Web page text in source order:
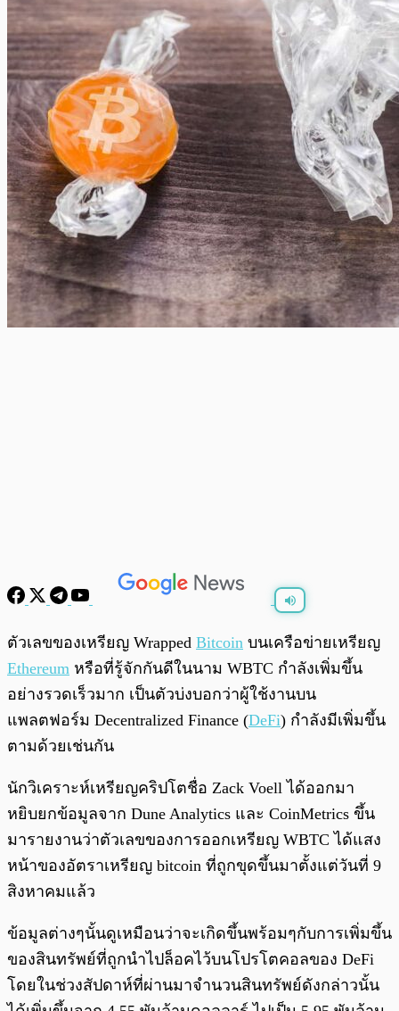
0:00 0:00
ตัวเลขของเหรียญ Wrapped Bitcoin บนเครือข่ายเหรียญ
Ethereum หรือที่รู้จักกันดีในนาม WBTC กำลังเพิ่มขึ้น
อย่างรวดเร็วมาก เป็นตัวบ่งบอกว่าผู้ใช้งานบน
แพลตฟอร์ม Decentralized Finance (DeFi) กำลังมีเพิ่มขึ้น
ตามด้วยเช่นกัน
นักวิเคราะห์เหรียญคริปโตชื่อ Zack Voell ได้ออกมา
หยิบยกข้อมูลจาก Dune Analytics และ CoinMetrics ขึ้น
มารายงานว่าตัวเลขของการออกเหรียญ WBTC ได้แสง
หน้าของอัตราเหรียญ bitcoin ที่ถูกขุดขึ้นมาตั้งแต่วันที่ 9
สิงหาคมแล้ว
ข้อมูลต่างๆนั้นดูเหมือนว่าจะเกิดขึ้นพร้อมๆกับการเพิ่มขึ้น
ของสินทรัพย์ที่ถูกนำไปล็อคไว้บนโปรโตคอลของ DeFi
โดยในช่วงสัปดาห์ที่ผ่านมาจำนวนสินทรัพย์ดังกล่าวนั้น